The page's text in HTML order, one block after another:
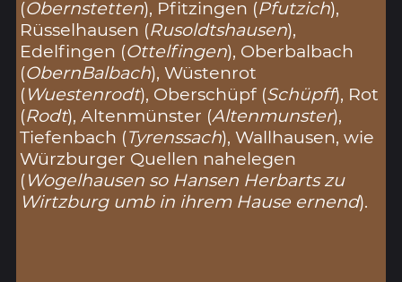
(Obernstetten), Pfitzingen (Pfutzich),
Rüsselhausen (Rusoldtshausen),
Edelfingen (Ottelfingen), Oberbalbach
(ObernBalbach), Wüstenrot
(Wuestenrodt), Oberschüpf (Schüpff), Rot
(Rodt), Altenmünster (Altenmunster),
Tiefenbach (Tyrenssach), Wallhausen, wie
Würzburger Quellen nahelegen
(Wogelhausen so Hansen Herbarts zu
Wirtzburg umb in ihrem Hause ernend).